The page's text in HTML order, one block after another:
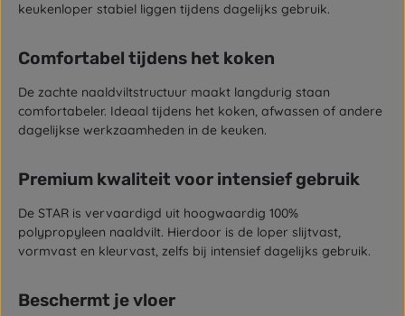
keukenloper stabiel liggen tijdens dagelijks gebruik.
Comfortabel tijdens het koken
De zachte naaldviltstructuur maakt langdurig staan
comfortabeler. Ideaal tijdens het koken, afwassen of andere
dagelijkse werkzaamheden in de keuken.
Premium kwaliteit voor intensief gebruik
De STAR is vervaardigd uit hoogwaardig 100%
polypropyleen naaldvilt. Hierdoor is de loper slijtvast,
vormvast en kleurvast, zelfs bij intensief dagelijks gebruik.
Beschermt je vloer